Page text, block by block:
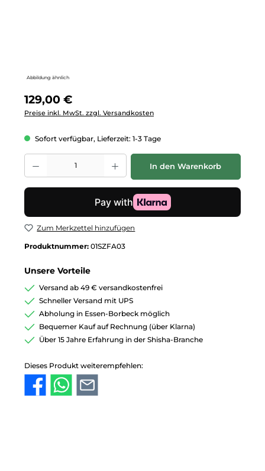
Abbildung ähnlich
Regulärer Preis:
129,00 €
Preise inkl. MwSt. zzgl. Versandkosten
Sofort verfügbar, Lieferzeit: 1-3 Tage
Produkt Anzahl: Gib den gewünschten Wert ein oder benutze die
In den Warenkorb
Zum Merkzettel hinzufügen
Produktnummer: 01SZFA03
Unsere Vorteile
Versand ab 49 € versandkostenfrei
Schneller Versand mit UPS
Abholung in Essen-Borbeck möglich
Bequemer Kauf auf Rechnung (über Klarna)
Über 15 Jahre Erfahrung in der Shisha-Branche
Dieses Produkt weiterempfehlen: